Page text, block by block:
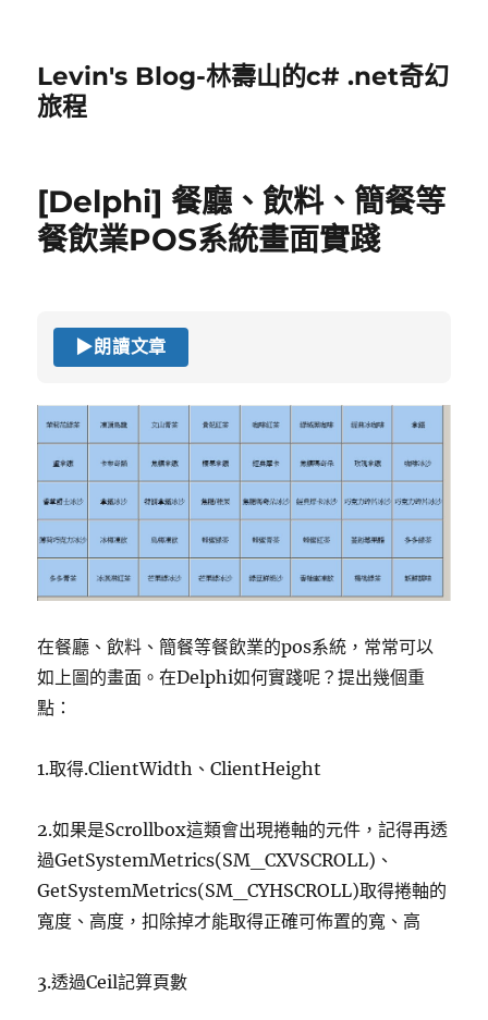
Levin's Blog-林壽山的c# .net奇幻
旅程
[Delphi] 餐廳、飲料、簡餐等
餐飲業POS系統畫面實踐
▶朗讀文章
在餐廳、飲料、簡餐等餐飲業的pos系統，常常可以
如上圖的畫面。在Delphi如何實踐呢？提出幾個重
點：
1.取得.ClientWidth、ClientHeight
2.如果是Scrollbox這類會出現捲軸的元件，記得再透
過GetSystemMetrics(SM_CXVSCROLL)、
GetSystemMetrics(SM_CYHSCROLL)取得捲軸的
寬度、高度，扣除掉才能取得正確可佈置的寬、高
3.透過Ceil記算頁數